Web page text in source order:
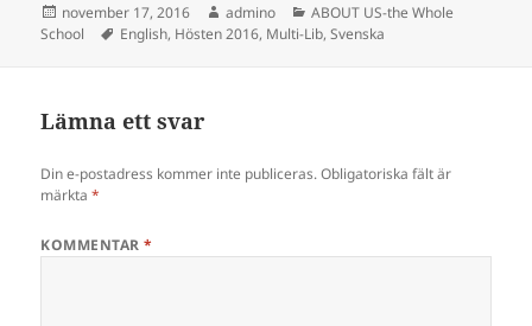
Postat
november 17, 2016 Författare
admino Kategorier
ABOUT US-the Whole
School
Taggar
English, Hösten 2016, Multi-Lib,Svenska
Lämna ett svar
Din e-postadress kommer inte publiceras. Obligatoriska fält är
märkta*
KOMMENTAR*